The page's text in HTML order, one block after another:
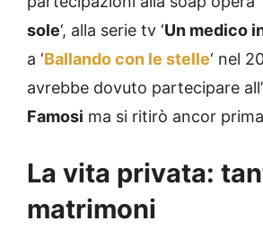
sole‘, alla serie tv ‘Un medico
a ‘Ballando con le stelle‘ nel
avrebbe dovuto partecipare all’
Famosi ma si ritirò ancor
La vita privata:
matrimoni